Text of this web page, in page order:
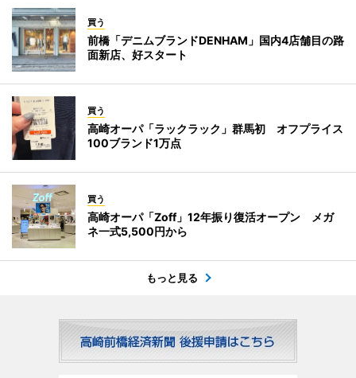
買う
前橋「デニムブランドDENHAM」国内4店舗目の路
面新店、好スタート
買う
高崎オーパ「ラックラック」群馬初 オフプライス
100ブランド1万点
買う
高崎オーパ「Zoff」12年振り復活オープン メガ
ネ一式5,500円から
もっと見る